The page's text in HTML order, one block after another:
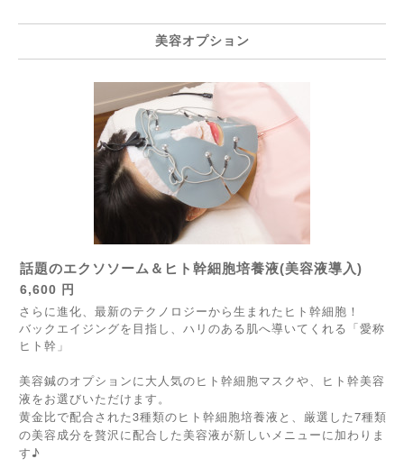
美容オプション
話題のエクソソーム＆ヒト幹細胞培養液(美容液導入)
6,600 円
さらに進化、 最新のテクノロジーから生まれたヒト幹細胞！
バックエイジングを目指し、ハリのある肌へ導いてくれる「愛称
ヒト幹」
美容鍼のオプションに大人気のヒト幹細胞マスクや、ヒト幹美容
液をお選びいただけます。
黄金比で配合された3種類のヒト幹細胞培養液と、厳選した7種類
の美容成分を贅沢に配合した美容液が新しいメニューに加わりま
す♪